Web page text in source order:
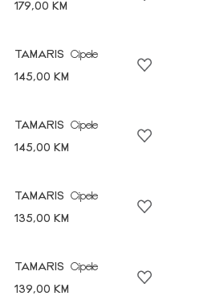
179,00 KM
TAMARIS
Cipele
145,00 KM
TAMARIS
Cipele
145,00 KM
TAMARIS
Cipele
135,00 KM
TAMARIS
Cipele
139,00 KM